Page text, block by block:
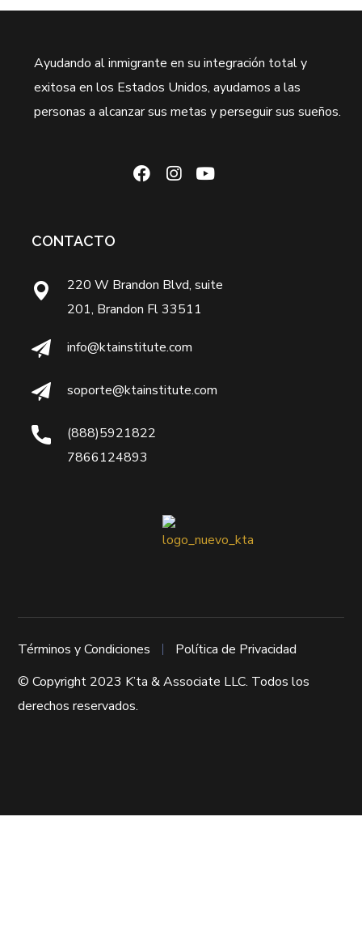
Ayudando al inmigrante en su integración total y
exitosa en los Estados Unidos, ayudamos a las
personas a alcanzar sus metas y perseguir sus sueños.
CONTACTO
220 W Brandon Blvd, suite
201, Brandon Fl 33511
info@ktainstitute.com
soporte@ktainstitute.com
(888)5921822
7866124893
Términos y Condiciones
Política de Privacidad
© Copyright 2023 K’ta & Associate LLC. Todos los
derechos reservados.